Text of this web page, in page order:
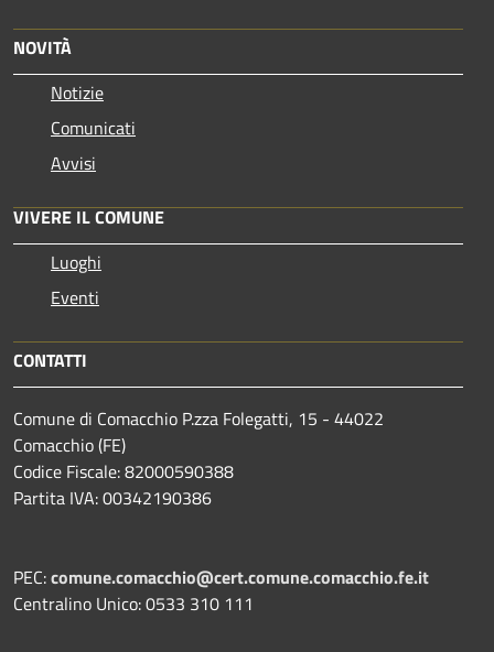
NOVITÀ
Notizie
Comunicati
Avvisi
VIVERE IL COMUNE
Luoghi
Eventi
CONTATTI
Comune di Comacchio P.zza Folegatti, 15 - 44022
Comacchio (FE)
Codice Fiscale: 82000590388
Partita IVA: 00342190386
PEC:comune.comacchio@cert.comune.comacchio.fe.it
Centralino Unico: 0533 310 111